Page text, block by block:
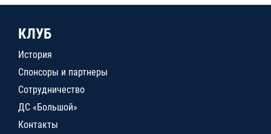
КЛУБ
История
Спонсоры и партнеры
Сотрудничество
ДС «Большой»
Контакты